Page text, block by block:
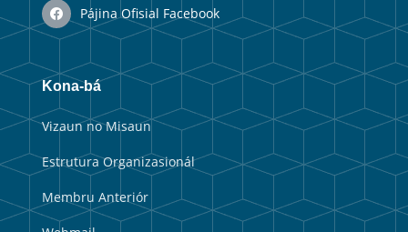
Pájina Ofisial Facebook
Kona-bá
Vizaun no Misaun
Estrutura Organizasionál
Membru Anteriór